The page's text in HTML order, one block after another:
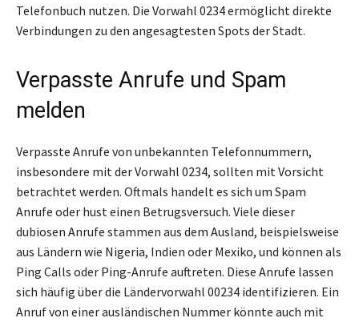
Telefonbuch nutzen. Die Vorwahl 0234 ermöglicht direkte
Verbindungen zu den angesagtesten Spots der Stadt.
Verpasste Anrufe und Spam
melden
Verpasste Anrufe von unbekannten Telefonnummern,
insbesondere mit der Vorwahl 0234, sollten mit Vorsicht
betrachtet werden. Oftmals handelt es sich um Spam
Anrufe oder hust einen Betrugsversuch. Viele dieser
dubiosen Anrufe stammen aus dem Ausland, beispielsweise
aus Ländern wie Nigeria, Indien oder Mexiko, und können als
Ping Calls oder Ping-Anrufe auftreten. Diese Anrufe lassen
sich häufig über die Ländervorwahl 00234 identifizieren. Ein
Anruf von einer ausländischen Nummer könnte auch mit